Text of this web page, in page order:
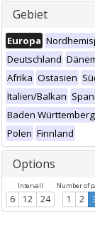
Gebiet
Europa
Deutschland
Afrika Ostasien
Italien/Balkan
Baden Württemberg
Polen Finnland
Options
Intervall
6 12 24
Number of
1 2